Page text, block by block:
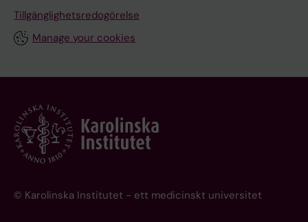
Tillgänglighetsredogörelse
Manage your cookies
© Karolinska Institutet - ett medicinskt universitet